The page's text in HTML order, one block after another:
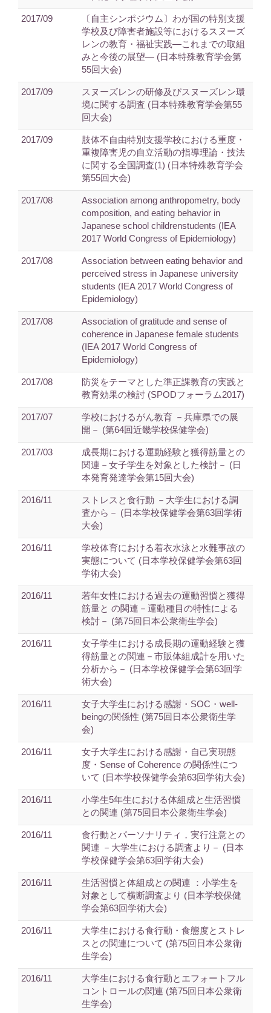
2017/09
〔自主シンポジウム〕わが国の特別支援
学校及び障害者施設等におけるスヌーズ
レンの教育・福祉実践―これまでの取組
みと今後の展望― (日本特殊教育学会第
55回大会)
2017/09
スヌーズレンの研修及びスヌーズレン環
境に関する調査 (日本特殊教育学会第55
回大会)
2017/09
肢体不自由特別支援学校における重度・
重複障害児の自立活動の指導理論・技法
に関する全国調査(1) (日本特殊教育学会
第55回大会)
2017/08
Association among anthropometry, body
composition, and eating behavior in
Japanese school childrenstudents (IEA
2017 World Congress of Epidemiology)
2017/08
Association between eating behavior and
perceived stress in Japanese university
students (IEA 2017 World Congress of
Epidemiology)
2017/08
Association of gratitude and sense of
coherence in Japanese female students
(IEA 2017 World Congress of
Epidemiology)
2017/08
防災をテーマとした準正課教育の実践と
教育効果の検討 (SPODフォーラム2017)
2017/07
学校におけるがん教育 －兵庫県での展
開－ (第64回近畿学校保健学会)
2017/03
成長期における運動経験と獲得筋量との
関連－女子学生を対象とした検討－ (日
本発育発達学会第15回大会)
2016/11
ストレスと食行動 －大学生における調
査から－ (日本学校保健学会第63回学術
大会)
2016/11
学校体育における着衣水泳と水難事故の
実態について (日本学校保健学会第63回
学術大会)
2016/11
若年女性における過去の運動習慣と獲得
筋量と の関連－運動種目の特性による
検討－ (第75回日本公衆衛生学会)
2016/11
女子学生における成長期の運動経験と獲
得筋量との関連－市販体組成計を用いた
分析から－ (日本学校保健学会第63回学
術大会)
2016/11
女子大学生における感謝・SOC・well-
beingの関係性 (第75回日本公衆衛生学
会)
2016/11
女子大学生における感謝・自己実現態
度・Sense of Coherence の関係性につ
いて (日本学校保健学会第63回学術大会)
2016/11
小学生5年生における体組成と生活習慣
との関連 (第75回日本公衆衛生学会)
2016/11
食行動とパーソナリティ，実行注意との
関連 －大学生における調査より－ (日本
学校保健学会第63回学術大会)
2016/11
生活習慣と体組成との関連 ：小学生を
対象として横断調査より (日本学校保健
学会第63回学術大会)
2016/11
大学生における食行動・食態度とストレ
スとの関連について (第75回日本公衆衛
生学会)
2016/11
大学生における食行動とエフォートフル
コントロールの関連 (第75回日本公衆衛
生学会)